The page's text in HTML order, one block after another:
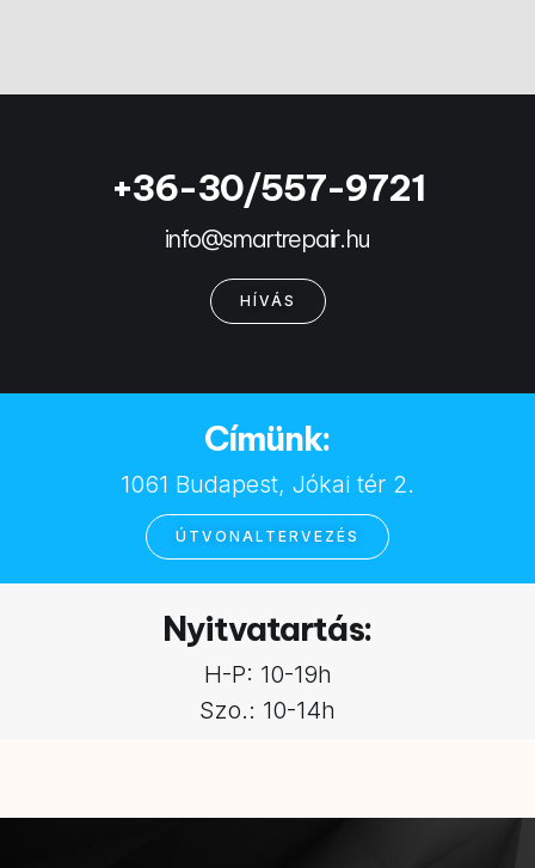
+36-30/557-9721
info@smartrepair.hu
HÍVÁS
Címünk:
1061 Budapest, Jókai tér 2.
ÚTVONALTERVEZÉS
Nyitvatartás:
H-P: 10-19h
Szo.: 10-14h